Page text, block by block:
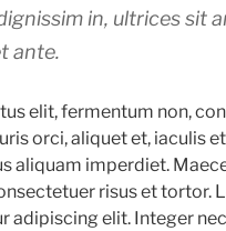
in, ultrices sit
ante.
elit, fermentum non,
orci, aliquet et, iaculis
aliquam imperdiet.
risus et tortor.
adipiscing elit. Integer